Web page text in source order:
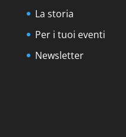
La storia
Per i tuoi eventi
Newsletter